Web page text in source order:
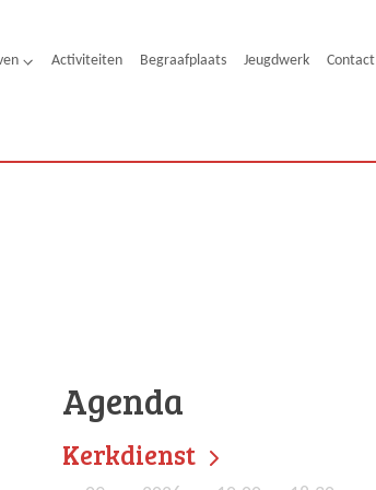
Activiteiten Begraafplaats Jeugdwerk Contact
Agenda
Kerkdienst